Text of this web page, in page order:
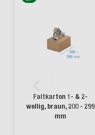
Faltkarton 1- & 2-
wellig, braun, 200 - 299
mm